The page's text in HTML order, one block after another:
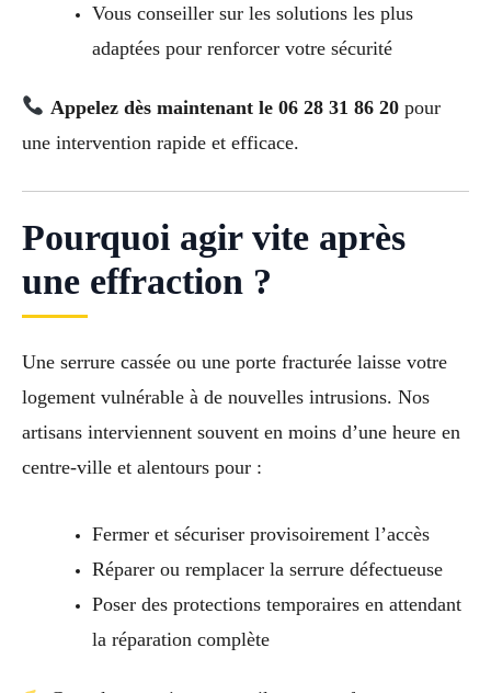
Vous conseiller sur les solutions les plus
adaptées pour renforcer votre sécurité
Appelez dès maintenant le 06 28 31 86 20pour
une intervention rapide et efficace.
Pourquoi agir vite après
une effraction ?
Une serrure cassée ou une porte fracturée laisse votre
logement vulnérable à de nouvelles intrusions. Nos
artisans interviennent souvent en moins d’une heure en
centre-ville et alentours pour :
Fermer et sécuriser provisoirement l’accès
Réparer ou remplacer la serrure défectueuse
Poser des protections temporaires en attendant
la réparation complète